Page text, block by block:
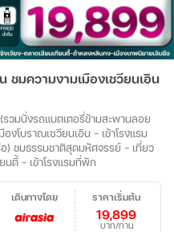
ชมความงามเมืองเชวียนเอิน
วมนั่งรถแบตเตอรี่ข้ามสะพานลอย
งโบราณเซวียนเอิน – เข้าโรงแรม
ชมธรรมชาติสุดมหัศจรรย์ – เที่ยว
ตี้ – เข้าโรงแรมที่พัก
ราคาเริ่มต้น
19,899
บาท/ท่าน
เดินทางโดย